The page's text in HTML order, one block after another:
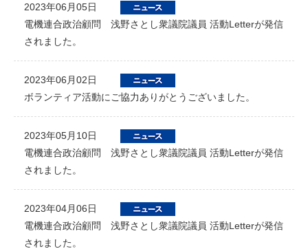
2023年06月05日
電機連合政治顧問 浅野さとし衆議院議員 活動Letterが発信
されました。
2023年06月02日
ボランティア活動にご協力ありがとうございました。
2023年05月10日
電機連合政治顧問 浅野さとし衆議院議員 活動Letterが発信
されました。
2023年04月06日
電機連合政治顧問 浅野さとし衆議院議員 活動Letterが発信
されました。